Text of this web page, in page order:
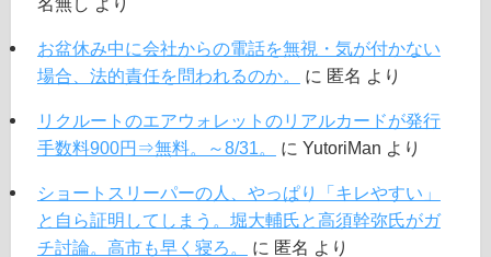
お盆休み中に会社からの電話を無視・気が付かない
場合、法的責任を問われるのか。
に 匿名 より
リクルートのエアウォレットのリアルカードが発行
手数料900円⇒無料。～8/31。
に YutoriMan より
ショートスリーパーの人、やっぱり「キレやすい」
と自ら証明してしまう。堀大輔氏と高須幹弥氏がガ
チ討論。高市も早く寝ろ。
に 匿名 より